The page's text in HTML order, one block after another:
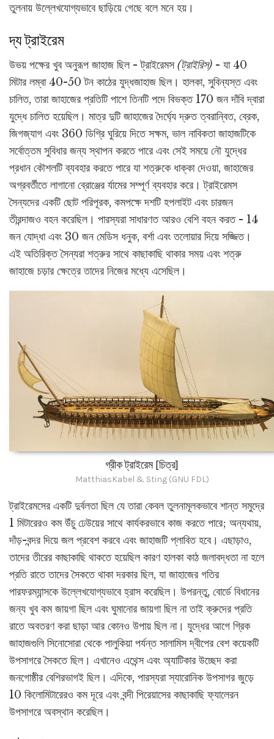
তুলনায় উল্লেখযোগ্যভাবে ছাড়িয়ে গেছে বলে মনে হয়।
দ্য ট্রাইরেম
উভয় পক্ষের খুব অনুরূপ জাহাজ ছিল - ট্রাইরেমস(ট্রাইরিস) - যা 40
মিটার লম্বা 40-50 টন কাঠের যুদ্ধজাহাজ ছিল। হালকা, সুবিন্যস্ত এবং
চালিত, তারা জাহাজের প্রতিটি পাশে তিনটি পদে বিভক্ত 170 জন দাঁবি দ্বারা
যুদ্ধে চালিত হয়েছিল। মাত্র দুটি জাহাজের দৈর্ঘ্যে দ্রুত ত্বরান্বিত, ব্রেক,
জিগজ্যাগ এবং 360 ডিগ্রি ঘুরিয়ে দিতে সক্ষম, ভাল নাবিকতা জাহাজটিকে
সর্বোত্তম সুবিধার জন্য স্থাপন করতে পারে এবং সেই সময়ে নৌ যুদ্ধের
প্রধান কৌশলটি ব্যবহার করতে পারে যা শত্রুকে ধাক্কা দেওয়া, জাহাজের
অগ্রবর্তীতে লাগানো ব্রোঞ্জের র্যামের সম্পূর্ণ ব্যবহার করে। ট্রাইরেমস
সৈন্যদের একটি ছোট পরিপূরক, কমপক্ষে দশটি হপলাইট এবং চারজন
তীরন্দাজও বহন করেছিল। পারস্যরা সাধারণত আরও বেশি বহন করত - 14
জন যোদ্ধা এবং 30 জন মেডিস ধনুক, বর্শা এবং তলোয়ার দিয়ে সজ্জিত।
এই অতিরিক্ত সৈন্যরা শত্রুর সাথে কাছাকাছি থাকার সময় এবং শত্রু
জাহাজে চড়ার ক্ষেত্রে তাদের নিজের মধ্যে এসেছিল।
গ্রীক ট্রাইরেম [চিত্র]
MatthiasKabel & Sting (GNU FDL)
ট্রাইরেমসের একটি দুর্বলতা ছিল যে তারা কেবল তুলনামূলকভাবে শান্ত সমুদ্রে
1 মিটারেরও কম উঁচু ঢেউয়ের সাথে কার্যকরভাবে কাজ করতে পারে; অন্যথায়,
দাঁড়-বন্দর দিয়ে জল প্রবেশ করবে এবং জাহাজটি প্লাবিত হবে। এছাড়াও,
তাদের তীরের কাছাকাছি থাকতে হয়েছিল কারণ হালকা কাঠ জলাবদ্ধতা না হলে
প্রতি রাতে তাদের সৈকতে থাকা দরকার ছিল, যা জাহাজের গতির
পারফরম্যান্সকে উল্লেখযোগ্যভাবে হ্রাস করেছিল। উপরন্তু, বোর্ডে বিধানের
জন্য খুব কম জায়গা ছিল এবং ঘুমানোর জায়গা ছিল না তাই ক্রুদের প্রতি
রাতে অবতরণ করা ছাড়া আর কোনও উপায় ছিল না। যুদ্ধের আগে গ্রিক
জাহাজগুলি সিনোসোরা থেকে পালুকিয়া পর্যন্ত সালামিস দ্বীপের বেশ কয়েকটি
উপসাগরে সৈকতে ছিল। এখানেও এথেন্স এবং অ্যাটিকার উচ্ছেদ করা
জনগোষ্ঠীর বেশিরভাগই ছিল। এদিকে, পারস্যরা স্যারোনিক উপসাগর জুড়ে
10 কিলোমিটারেরও কম দূরে এবং বন্দী পিরেয়াসের কাছাকাছি ফ্যালেরন
উপসাগরে অবস্থান করেছিল।